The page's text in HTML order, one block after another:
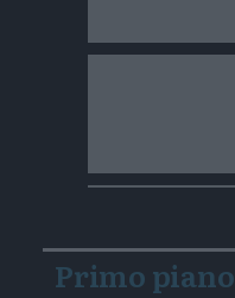
Primo piano